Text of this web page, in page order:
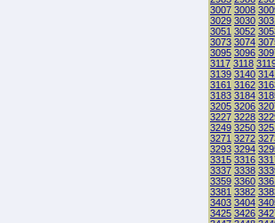
3007 3008
3029 3030
3051 3052
3073 3074
3095 3096
3117 3118
3139 3140
3161 3162
3183 3184
3205 3206
3227 3228
3249 3250
3271 3272
3293 3294
3315 3316
3337 3338
3359 3360
3381 3382
3403 3404
3425 3426